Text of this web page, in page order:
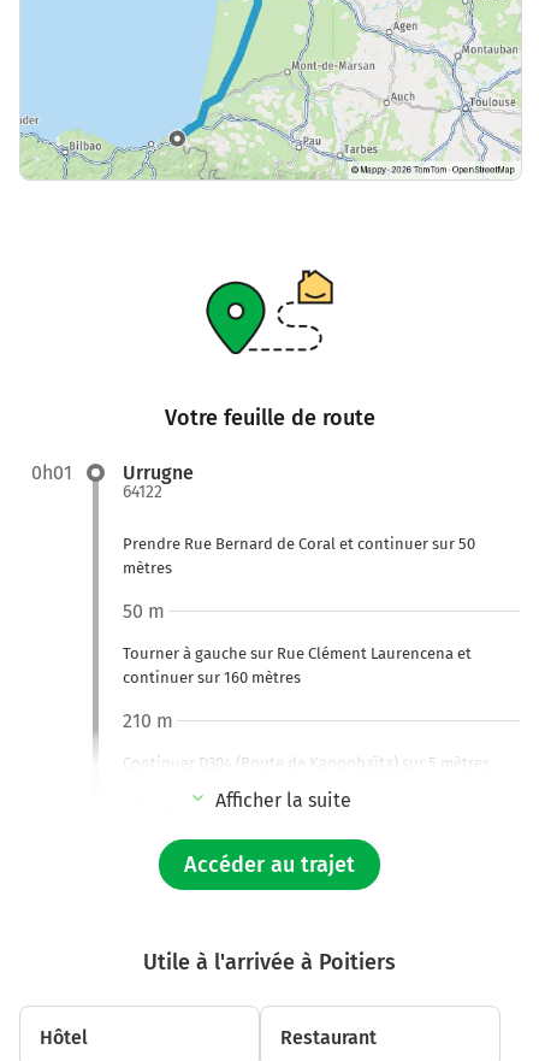
Votre feuille de route
0h01 Urrugne
64122
Prendre Rue Bernard de Coral et continuer sur 50
mètres
Tourner à gauche sur Rue Clément Laurencena et
continuer sur 160 mètres
50 m
Continuer D304 (Route de Kanpobaïta) sur 5 mètres
210 m
Tourner à gauche sur D810 (Route Départementale 810)
et continuer sur 700 mètres
Ciboure
Saint-Jean-de-Luz
Afficher la suite
Accéder au trajet
Utile à l'arrivée à Poitiers
Hôtel Restaurant